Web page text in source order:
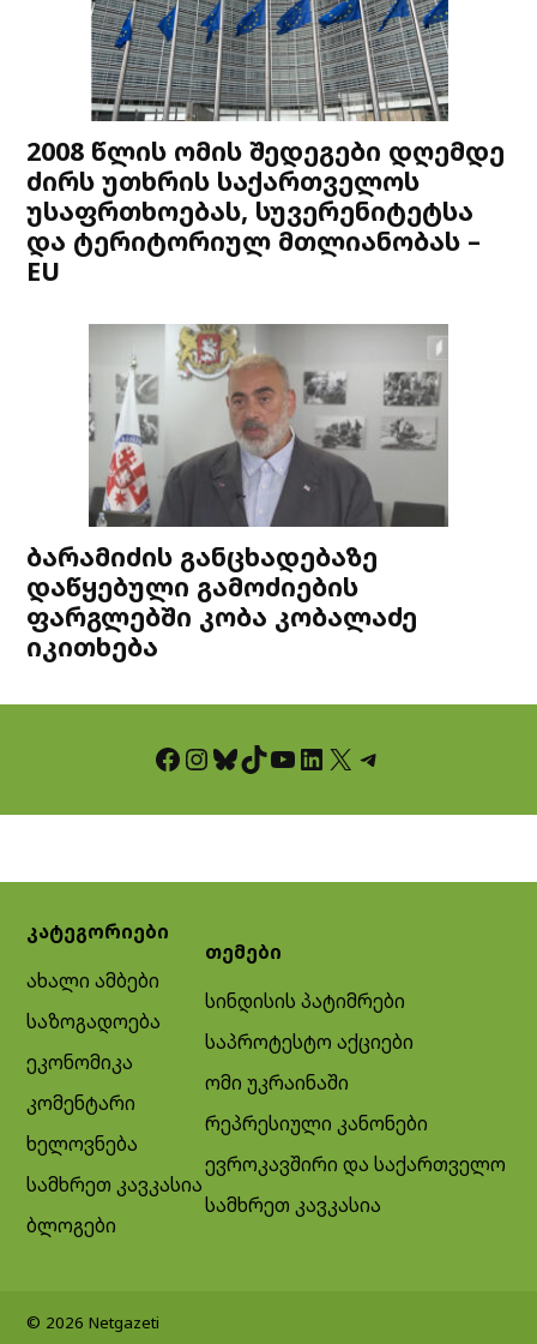
2008 წლის ომის შედეგები დღემდე
ძირს უთხრის საქართველოს
უსაფრთხოებას, სუვერენიტეტსა
და ტერიტორიულ მთლიანობას –
EU
ბარამიძის განცხადებაზე
დაწყებული გამოძიების
ფარგლებში კობა კობალაძე
იკითხება
Facebook InstagramBluesky TikTok YouTube LinkedIn X Telegram
კატეგორიები
ახალი ამბები
საზოგადოება
ეკონომიკა
კომენტარი
ხელოვნება
სამხრეთ კავკასია
ბლოგები
თემები
სინდისის პატიმრები
საპროტესტო აქციები
ომი უკრაინაში
რეპრესიული კანონები
ევროკავშირი და საქართველო
სამხრეთ კავკასია
© 2026 Netgazeti